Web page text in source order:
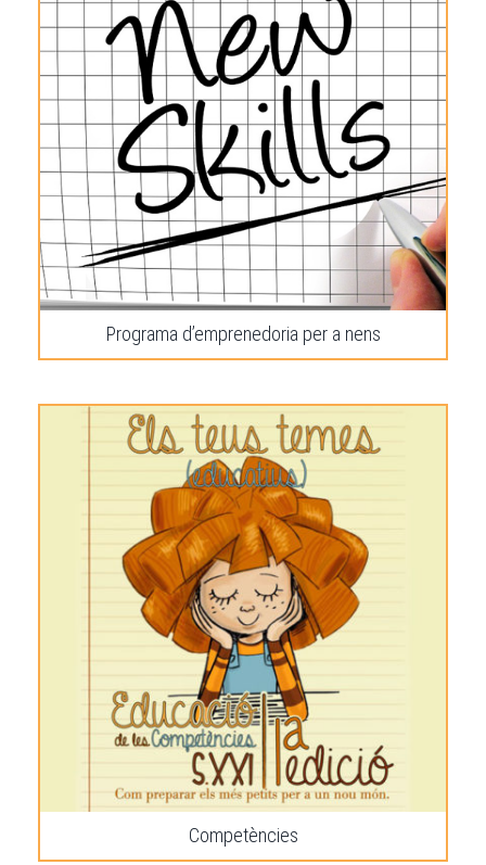
Programa d’emprenedoria per a nens
Competències